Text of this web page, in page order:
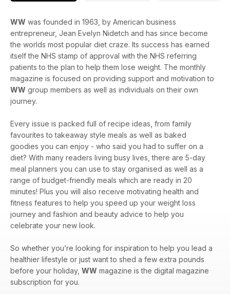
WW was founded in 1963, by American business
entrepreneur, Jean Evelyn Nidetch and has since become
the worlds most popular diet craze. Its success has earned
itself the NHS stamp of approval with the NHS referring
patients to the plan to help them lose weight. The monthly
magazine is focused on providing support and motivation to
WW group members as well as individuals on their own
journey.
Every issue is packed full of recipe ideas, from family
favourites to takeaway style meals as well as baked
goodies you can enjoy - who said you had to suffer on a
diet? With many readers living busy lives, there are 5-day
meal planners you can use to stay organised as well as a
range of budget-friendly meals which are ready in 20
minutes! Plus you will also receive motivating health and
fitness features to help you speed up your weight loss
journey and fashion and beauty advice to help you
celebrate your new look.
So whether you’re looking for inspiration to help you lead a
healthier lifestyle or just want to shed a few extra pounds
before your holiday, WW magazine is the digital magazine
subscription for you.